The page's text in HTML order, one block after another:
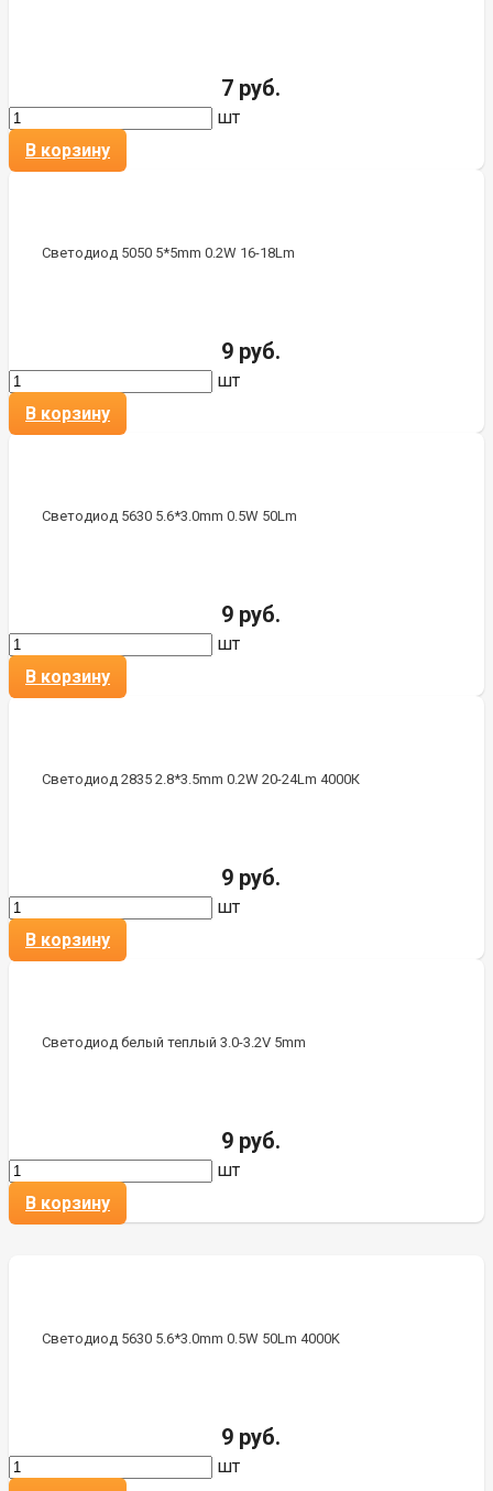
7 руб.
шт
В корзину
Светодиод 5050 5*5mm 0.2W 16-18Lm
9 руб.
шт
В корзину
Светодиод 5630 5.6*3.0mm 0.5W 50Lm
9 руб.
шт
В корзину
Светодиод 2835 2.8*3.5mm 0.2W 20-24Lm 4000К
9 руб.
шт
В корзину
Светодиод белый теплый 3.0-3.2V 5mm
9 руб.
шт
В корзину
Светодиод 5630 5.6*3.0mm 0.5W 50Lm 4000K
9 руб.
шт